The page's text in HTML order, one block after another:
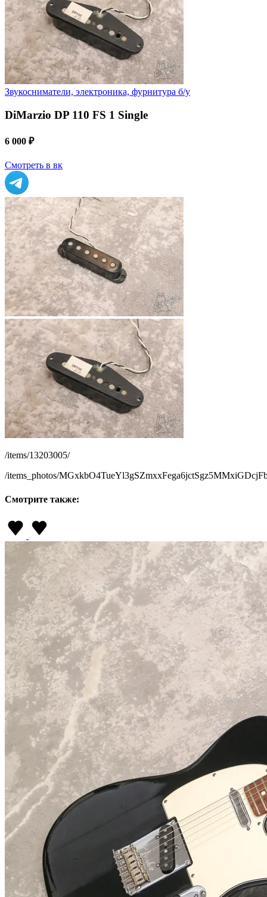
Звукосниматели, электроника, фурнитура б/у
DiMarzio DP 110 FS 1 Single
6 000 ₽
Смотреть в вк
/items/13203005/
/items_photos/
Смотрите также: